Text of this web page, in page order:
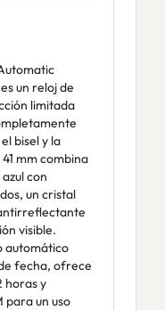
un reloj de
limitada
bisel y la
mm combina
con
un cristal
visible.
automático
fecha, ofrece
horas y
para un uso